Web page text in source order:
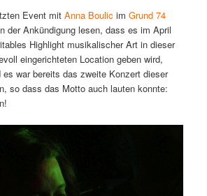
Event mit Anna Boulic im Grund 74
der Ankündigung lesen, dass es im April
Highlight musikalischer Art in dieser
eingerichteten Location geben wird,
es war bereits das zweite Konzert dieser
so dass das Motto auch lauten konnte: